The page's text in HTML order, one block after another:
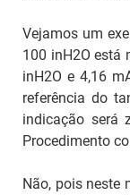
Vejamos um
100 inH2O está
inH2O e 4,16
referência do
indicação será
Procedimento
Não, pois neste